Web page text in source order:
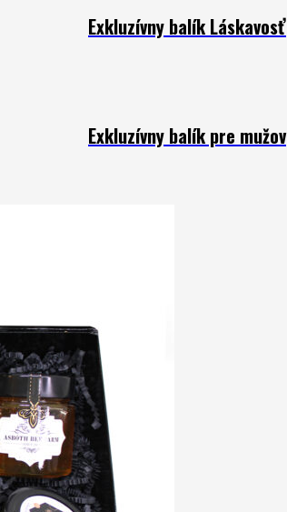
Exkluzívny balík Láskavosť
Exkluzívny balík pre mužov